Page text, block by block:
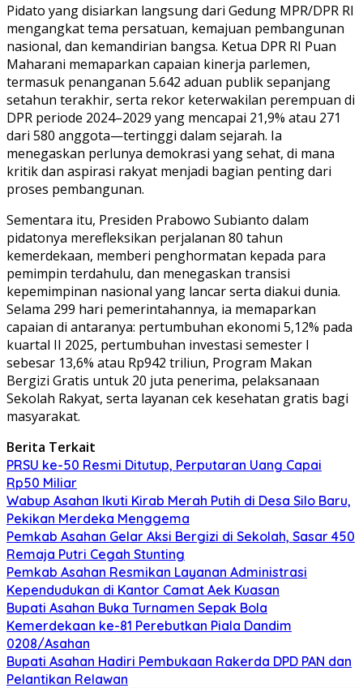
Pidato yang disiarkan langsung dari Gedung MPR/DPR RI
mengangkat tema persatuan, kemajuan pembangunan
nasional, dan kemandirian bangsa. Ketua DPR RI Puan
Maharani memaparkan capaian kinerja parlemen,
termasuk penanganan 5.642 aduan publik sepanjang
setahun terakhir, serta rekor keterwakilan perempuan di
DPR periode 2024–2029 yang mencapai 21,9% atau 271
dari 580 anggota—tertinggi dalam sejarah. Ia
menegaskan perlunya demokrasi yang sehat, di mana
kritik dan aspirasi rakyat menjadi bagian penting dari
proses pembangunan.
Sementara itu, Presiden Prabowo Subianto dalam
pidatonya merefleksikan perjalanan 80 tahun
kemerdekaan, memberi penghormatan kepada para
pemimpin terdahulu, dan menegaskan transisi
kepemimpinan nasional yang lancar serta diakui dunia.
Selama 299 hari pemerintahannya, ia memaparkan
capaian di antaranya: pertumbuhan ekonomi 5,12% pada
kuartal II 2025, pertumbuhan investasi semester I
sebesar 13,6% atau Rp942 triliun, Program Makan
Bergizi Gratis untuk 20 juta penerima, pelaksanaan
Sekolah Rakyat, serta layanan cek kesehatan gratis bagi
masyarakat.
Berita Terkait
PRSU ke-50 Resmi Ditutup, Perputaran Uang Capai
Rp50 Miliar
Wabup Asahan Ikuti Kirab Merah Putih di Desa Silo Baru,
Pekikan Merdeka Menggema
Pemkab Asahan Gelar Aksi Bergizi di Sekolah, Sasar 450
Remaja Putri Cegah Stunting
Pemkab Asahan Resmikan Layanan Administrasi
Kependudukan di Kantor Camat Aek Kuasan
Bupati Asahan Buka Turnamen Sepak Bola
Kemerdekaan ke-81 Perebutkan Piala Dandim
0208/Asahan
Bupati Asahan Hadiri Pembukaan Rakerda DPD PAN dan
Pelantikan Relawan